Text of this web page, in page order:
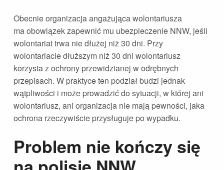
Obecnie organizacja angażująca wolontariusza
ma obowiązek zapewnić mu ubezpieczenie NNW, jeśli
wolontariat trwa nie dłużej niż 30 dni. Przy
wolontariacie dłuższym niż 30 dni wolontariusz
korzysta z ochrony przewidzianej w odrębnych
przepisach. W praktyce ten podział budzi jednak
wątpliwości i może prowadzić do sytuacji, w której ani
wolontariusz, ani organizacja nie mają pewności, jaka
ochrona rzeczywiście przysługuje po wypadku.
Problem nie kończy się